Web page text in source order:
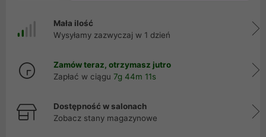
Mała ilość
Wysyłamy zazwyczaj w 1 dzień
Zamów teraz, otrzymasz jutro
Zapłać w ciągu 7g 44m 11s
Dostępność w salonach
Zobacz stany magazynowe